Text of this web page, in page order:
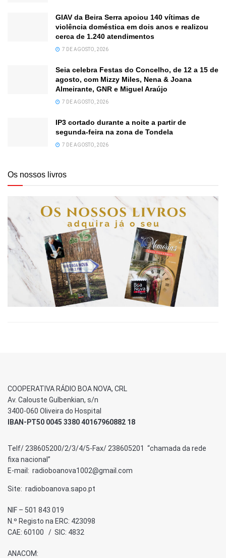
GIAV da Beira Serra apoiou 140 vítimas de
violência doméstica em dois anos e realizou
cerca de 1.240 atendimentos
7 DE AGOSTO, 2026
Seia celebra Festas do Concelho, de 12 a 15 de
agosto, com Mizzy Miles, Nena & Joana
Almeirante, GNR e Miguel Araújo
7 DE AGOSTO, 2026
IP3 cortado durante a noite a partir de
segunda-feira na zona de Tondela
7 DE AGOSTO, 2026
Os nossos livros
COOPERATIVA RÁDIO BOA NOVA, CRL
Av. Calouste Gulbenkian, s/n
3400-060 Oliveira do Hospital
IBAN-PT50 0045 3380 40167960882 18
Telf/ 238605200/2/3/4/5-Fax/ 238605201 “chamada da rede
fixa nacional”
E-mail: radioboanova1002@gmail.com
Site: radioboanova.sapo.pt
NIF – 501 843 019
N.º Registo na ERC: 423098
CAE: 60100 / SIC: 4832
ANACOM: